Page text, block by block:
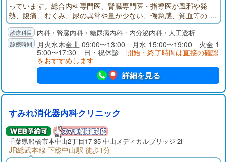
っています。総合内科専門医、腎臓専門医・指導医が風邪や発
熱、腹痛、むくみ、尿の異常や量が少ない、倦怠感、貧血等の
症状の診療を行います。透析治療にも対応しています。
内科・腎臓内科・糖尿病内科・内分泌内科・人工透析
月火水木金土 09:00〜13:00 月水 15:00〜19:00 火金 1
5:00〜17:30 日・祝休診 開始・終了時間は直接の確認
をおすすめします
詳細を見る
すみれ消化器内科クリニック
千葉県船橋市本中山2丁目17-35 中山メディカルブリッジ 2F
JR総武本線 下総中山駅 徒歩1分